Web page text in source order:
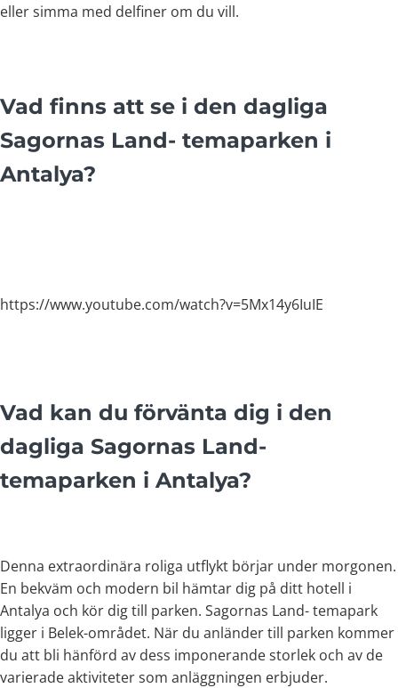
eller simma med delfiner om du vill.
Vad finns att se i den dagliga
Sagornas Land- temaparken i
Antalya?
https://www.youtube.com/watch?v=5Mx14y6IuIE
Vad kan du förvänta dig i den
dagliga Sagornas Land-
temaparken i Antalya?
Denna extraordinära roliga utflykt börjar under morgonen.
En bekväm och modern bil hämtar dig på ditt hotell i
Antalya och kör dig till parken. Sagornas Land- temapark
ligger i Belek-området. När du anländer till parken kommer
du att bli hänförd av dess imponerande storlek och av de
varierade aktiviteter som anläggningen erbjuder.